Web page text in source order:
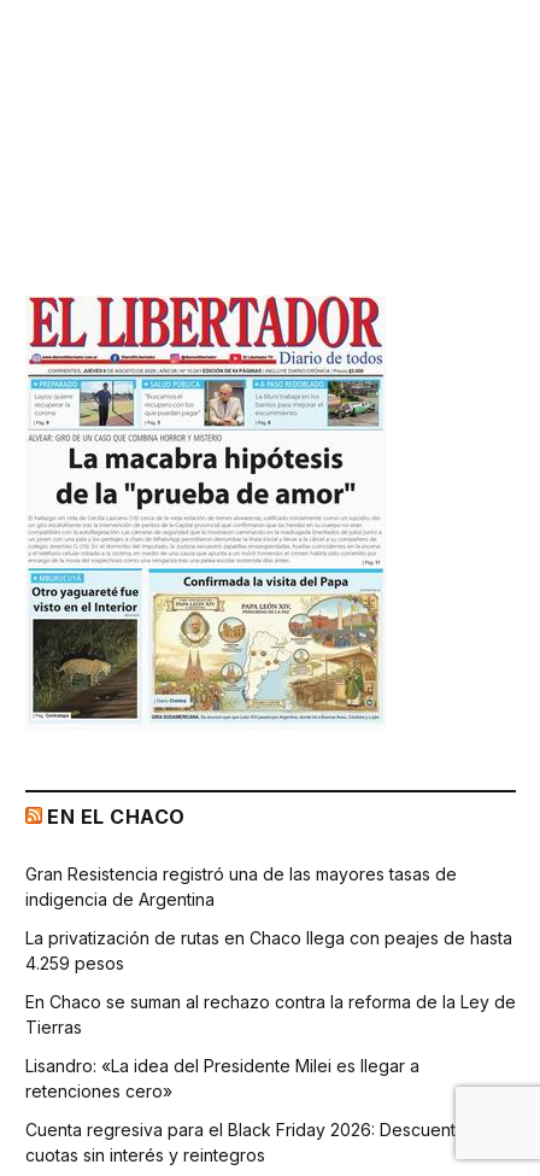
EN EL CHACO
Gran Resistencia registró una de las mayores tasas de
indigencia de Argentina
La privatización de rutas en Chaco llega con peajes de hasta
4.259 pesos
En Chaco se suman al rechazo contra la reforma de la Ley de
Tierras
Lisandro: «La idea del Presidente Milei es llegar a
retenciones cero»
Cuenta regresiva para el Black Friday 2026: Descuentos,
cuotas sin interés y reintegros